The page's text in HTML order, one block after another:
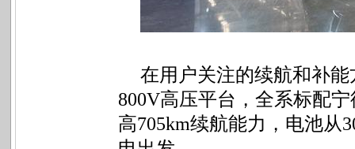
在用户关注的续航和补能
800V高压平台，全系标配
高705km续航能力，电池从